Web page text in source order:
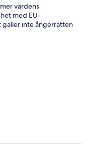
värdens
med EU-
gäller inte ångerrätten